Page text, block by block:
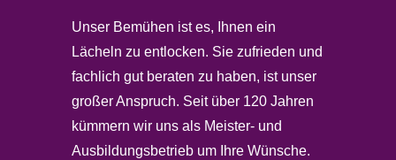
Unser Bemühen ist es, Ihnen ein
Lächeln zu entlocken. Sie zufrieden und
fachlich gut beraten zu haben, ist unser
großer Anspruch. Seit über 120 Jahren
kümmern wir uns als Meister- und
Ausbildungsbetrieb um Ihre Wünsche.